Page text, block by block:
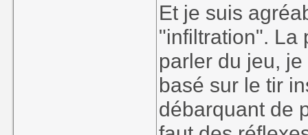
Et je suis
"infiltration". La
parler du jeu,
basé sur le tir
débarquant de